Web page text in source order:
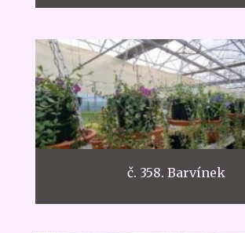
č. 358. Barvínek